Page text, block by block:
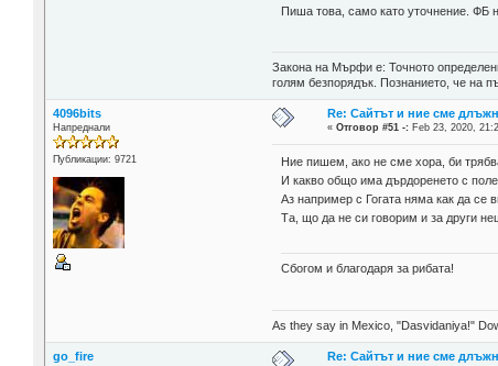
Пиша това, само като уточнение. ФБ
Закона на Мърфи е: Точното
голям безпорядък. Познанието, че на
4096bits
Напреднали
Публикации: 9721
Re: Сайтът и ние сме
«Отговор #51 -: Feb 23, 2020,
Ние пишем, ако не сме хора, би
И какво общо има дърдоренето с
Аз например с Гогата няма как да се
Та, що да не си говорим и за други
Сбогом и благодаря за рибата!
As they say in Mexico, "Dasvidaniya!"
go_fire Re: Сайтът и ние сме